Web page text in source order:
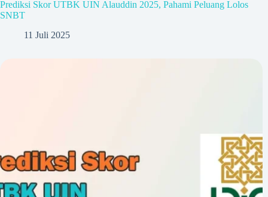
Prediksi Skor UTBK UIN Alauddin 2025, Pahami Peluang Lolos
SNBT
11 Juli 2025